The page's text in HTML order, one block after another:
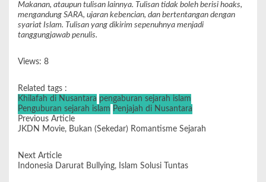
Makanan, ataupun tulisan lainnya. Tulisan tidak boleh berisi hoaks,
mengandung SARA, ujaran kebencian, dan bertentangan dengan
syariat Islam. Tulisan yang dikirim sepenuhnya menjadi
tanggungjawab penulis.
Views: 8
Related tags :
Khilafah di Nusantara pengaburan sejarah islam
Penguburan sejarah islam Penjajah di Nusantara
Previous Article
JKDN Movie, Bukan (Sekedar) Romantisme Sejarah
Next Article
Indonesia Darurat Bullying, Islam Solusi Tuntas